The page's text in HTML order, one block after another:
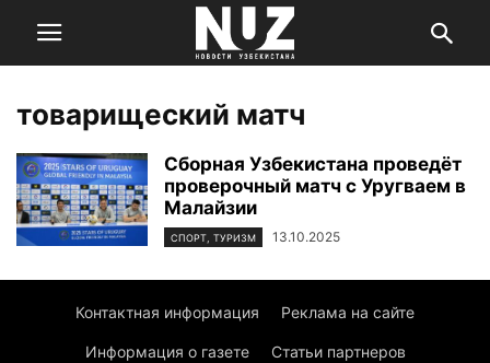
товарищеский матч
Сборная Узбекистана проведёт
проверочный матч с Уругваем в
Малайзии
СПОРТ, ТУРИЗМ 13.10.2025
Контактная информация Реклама на сайте
Информация о газете Статьи партнеров